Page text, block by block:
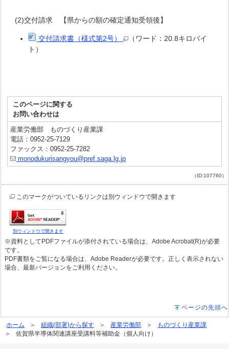
(2)交付請求 【県からの額の確定通知受領後】
交付請求書（様式第2号）
（ワード：20.8キロバイ
ト）
このページに関する
お問い合わせは
産業労働部 ものづくり産業課
電話：0952-25-7129
ファックス：0952-25-7282
monodukurisangyou@pref.saga.lg.jp
（ID:107760）
このマークがついているリンクは別ウィンドウで開きます
別ウィンドウで開きます
※資料としてPDFファイルが添付されている場合は、Adobe Acrobat(R)が必要
です。
PDF書類をご覧になる場合は、Adobe Readerが必要です。正しく表示されない
場合、最新バージョンをご利用ください。
ページの先頭へ
ホーム 組織(部署)から探す 産業労働部
ものづくり産業課
佐賀県半導体関連講座受講料等補助金（個人向け）